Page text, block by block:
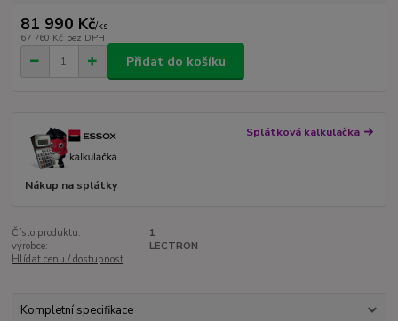
81 990 Kč/ks
67 760 Kč bez DPH
Přidat do košíku
Splátková kalkulačka
Nákup na splátky
Číslo produktu:
1
výrobce:
LECTRON
Hlídat cenu / dostupnost
Kompletní specifikace